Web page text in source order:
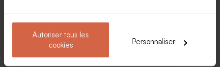
Autoriser tous les
cookies
Personnaliser
Pot de fleurs fête rose
Dragées fête nude 1 kg (± 240
Guirlande fanions